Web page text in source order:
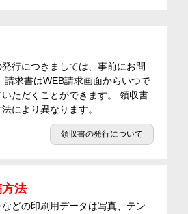
行につきましては、事前にお問
請求書はWEB請求画面からいつで
ただくことができます。 領収書
により異なります。
領収書の発行について
法
どの印刷用データは写真、テン